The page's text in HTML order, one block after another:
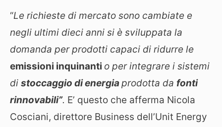
“Le richieste di mercato sono cambiate e
negli ultimi dieci anni si è sviluppata la
domanda per prodotti capaci di ridurre le
emissioni inquinanti o per integrare i sistemi
di stoccaggio di energiaprodotta da fonti
rinnovabili”. E’ questo che afferma Nicola
Cosciani, direttore Business dell’Unit Energy